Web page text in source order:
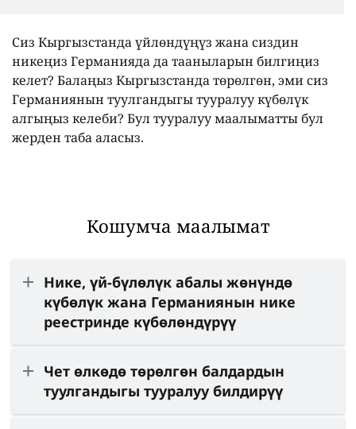
Сиз Кыргызстанда үйлөндүңүз жана сиздин
никеңиз Германияда да тааныларын билгиңиз
келет? Балаңыз Кыргызстанда төрөлгөн, эми сиз
Германиянын туулгандыгы тууралуу күбөлүк
алгыңыз келеби? Бул тууралуу маалыматты бул
жерден таба аласыз.
Кошумча маалымат
Нике, үй-бүлөлүк абалы жөнүндө
күбөлүк жана Германиянын нике
реестринде күбөлөндүрүү
Чет өлкөдө төрөлгөн балдардын
туулгандыгы тууралуу билдирүү